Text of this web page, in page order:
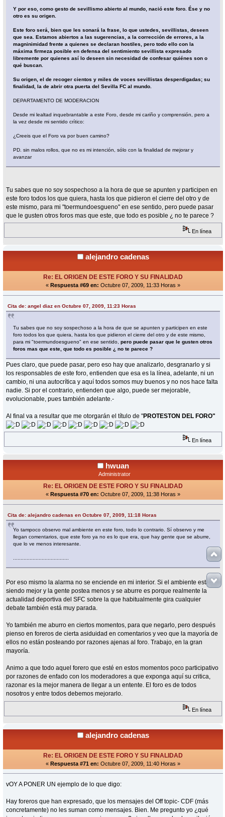
Y por eso, como gesto de sevillismo abierto al mundo, nació este foro. Ése y no
otro es su origen.
Este foro será, bien que les sonará la frase, lo que ustedes, sevillistas, deseen
que sea. Estamos abiertos a las sugerencias, a la corrección de errores, a la
magninimidad frente a quienes se declaran hostiles, pero todo ello con la
máxima firmeza posible en defensa del sentimiento sevillista expresado
libremente por quienes así lo deseen sin necesidad de confesar quiénes son o
qué buscan.
Su origen, el de recoger cientos y miles de voces sevillistas desperdigadas; su
finalidad, la de abrir otra puerta del Sevilla FC al mundo.
DEPARTAMENTO DE MODERACION
Desde mi lealtad inquebrantable a este Foro, desde mi cariño y comprensión, pero a
la vez desde mi sentido crítico:
¿Creeis que el Foro va por buen camino?
PD. sin malos rollos, que no es mi intención, sólo con la finalidad de mejorar y
avanzar
Tu sabes que no soy sospechoso a la hora de que se apunten y participen en
este foro todos los que quiera, hasta los que pidieron el cierre del otro y de
este mismo, para mi "toermundoesgueno" en ese sentido, pero puede pasar
que le gusten otros foros mas que este, que todo es posible ¿ no te parece ?
En línea
alejandro cadenas
Re: EL ORIGEN DE ESTE FORO Y SU FINALIDAD
« Respuesta #69 en: Octubre 07, 2009, 11:33 Horas »
Cita de: angel diaz en Octubre 07, 2009, 11:23 Horas
Tu sabes que no soy sospechoso a la hora de que se apunten y participen en este
foro todos los que quiera, hasta los que pidieron el cierre del otro y de este mismo,
para mi "toermundoesgueno" en ese sentido, pero puede pasar que le gusten otros
foros mas que este, que todo es posible ¿ no te parece ?
Pues claro, que puede pasar, pero eso hay que analizarlo, desgranarlo y si
los responsables de este foro, entienden que esa es la línea, adelante, ni un
cambio, ni una autocrítica y aquí todos somos muy buenos y no nos hace falta
nadie. Si por el contrario, entienden que algo, puede ser mejorable,
evolucionable, pues también adelante.-
Al final va a resultar que me otorgarán el título de "PROTESTON DEL FORO"
En línea
hwuan
Administrator
Re: EL ORIGEN DE ESTE FORO Y SU FINALIDAD
« Respuesta #70 en: Octubre 07, 2009, 11:38 Horas »
Cita de: alejandro cadenas en Octubre 07, 2009, 11:18 Horas
Yo tampoco observo mal ambiente en este foro, todo lo contrario. Sí observo y me
llegan comentarios, que este foro ya no es lo que era, que hay gente que se aburre,
que lo ve menos interesante.
.....................................
Por eso mismo la alarma no se enciende en mi interior. Si el ambiente está
siendo mejor y la gente postea menos y se aburre es porque realmente la
actualidad deportiva del SFC sobre la que habitualmente gira cualquier
debate también está muy parada.
Yo también me aburro en ciertos momentos, para que negarlo, pero después
pienso en foreros de cierta asiduidad en comentarios y veo que la mayoría de
ellos no están posteando por razones ajenas al foro. Trabajo, en la gran
mayoría.
Animo a que todo aquel forero que esté en estos momentos poco participativo
por razones de enfado con los moderadores a que exponga aquí su critica,
razonar es la mejor manera de llegar a un entente. El foro es de todos
nosotros y entre todos debemos mejorarlo.
En línea
alejandro cadenas
Re: EL ORIGEN DE ESTE FORO Y SU FINALIDAD
« Respuesta #71 en: Octubre 07, 2009, 11:40 Horas »
vOY A PONER UN ejemplo de lo que digo:
Hay foreros que han expresado, que los mensajes del Off topic- CDF (más
concretamente) no les suman como mensajes. Bien. Me pregunto yo ¿qué